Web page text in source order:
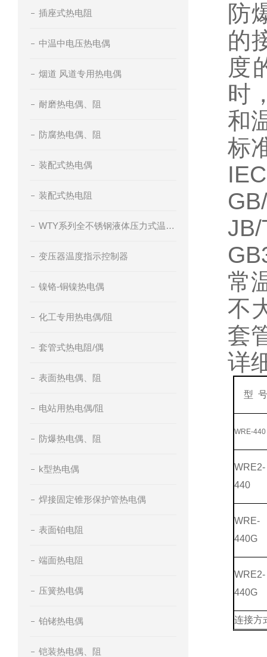
插座式热电阻
中温中电压热电偶
烟道 风道专用热电偶
耐磨热电偶、阻
防腐热电偶、阻
装配式热电偶
装配式热电阻
WTY系列全不锈钢液体压力式温度计
变压器温度指示控制器
镍铬-铜镍热电偶
化工专用热电偶/阻
套管式热电阻/偶
表面热电偶、阻
电站用热电偶/阻
防爆热电偶、阻
k型热电偶
焊接固定锥形保护管热电偶
表面铂电阻
端面热电阻
压簧热电偶
铂铑热电偶
铠装热电偶、阻
防
的
度
时
和
标
JB/
常
不
套
详
型 号
WRE-440
WRE2-
440
WRE-
440G
WRE2-
440G
连接方